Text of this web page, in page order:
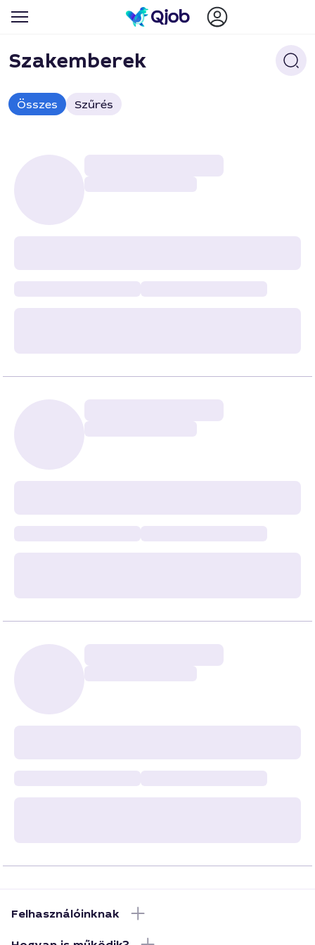
Szakemberek
Összes Szűrés
Felhasználóinknak